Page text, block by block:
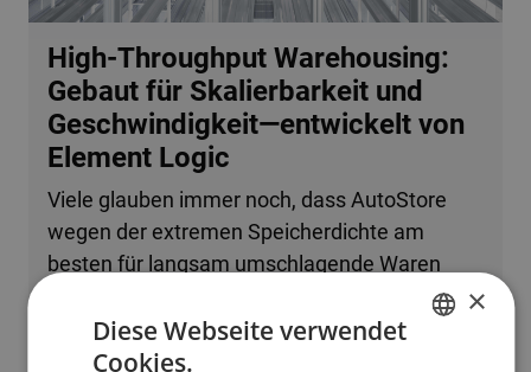
High-Throughput Warehousing:
Gebaut für Skalierbarkeit und
Geschwindigkeit—entwickelt von
Element Logic
Viele glauben immer noch, dass AutoStore
wegen der extremen Speicherdichte am
besten für langsam umschlagende Waren
oder kleine Betriebe geeignet ist. Tatsache ist,
dass das System problemlos mehrere
zehntausend Bestellzeilen pro Stunde
×
Diese Webseite verwendet
Cookies.